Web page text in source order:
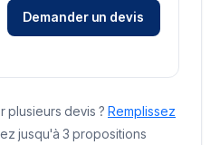
Demander un devis
plusieurs devis ? Remplissez
jusqu'à 3 propositions